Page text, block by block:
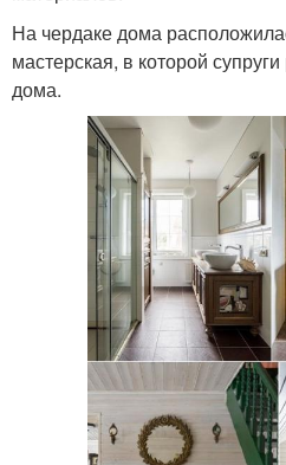
На чердаке дома
мастерская, в которой
дома.